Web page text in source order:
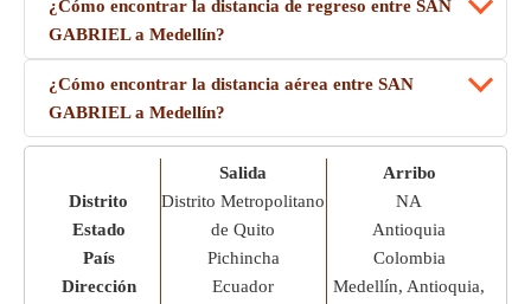
¿Cómo encontrar la distancia de regreso entre SAN
GABRIEL a Medellín?
¿Cómo encontrar la distancia aérea entre SAN
GABRIEL a Medellín?
Distrito
Estado
País
Dirección
Salida
Distrito Metropolitano
de Quito
Pichincha
Ecuador
Arribo
NA
Antioquia
Colombia
Medellín, Antioquia,